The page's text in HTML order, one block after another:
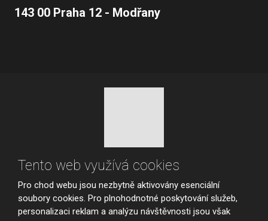
143 00 Praha 12 - Modřany
© 2026, vytvořila eBRÁNA s.r.o.
|
Tento web využívá cookies
Pro chod webu jsou nezbytně aktivovány esenciální
soubory cookies. Pro plnohodnotné poskytování služeb,
personalizaci reklam a analýzu návštěvnosti jsou však